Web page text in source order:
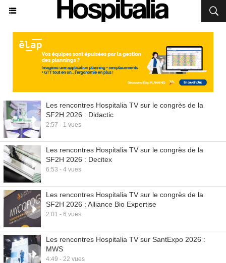
Les rencontres Hospitalia TV sur le congrès de la
SF2H 2026 : Didactic
2:57 - 1 vues
Les rencontres Hospitalia TV sur le congrès de la
SF2H 2026 : Decitex
6:53 - 4 vues
Les rencontres Hospitalia TV sur le congrès de la
SF2H 2026 : Alliance Bio Expertise
2:01 - 6 vues
Les rencontres Hospitalia TV sur SantExpo 2026 :
MWS
4:49 - 22 vues